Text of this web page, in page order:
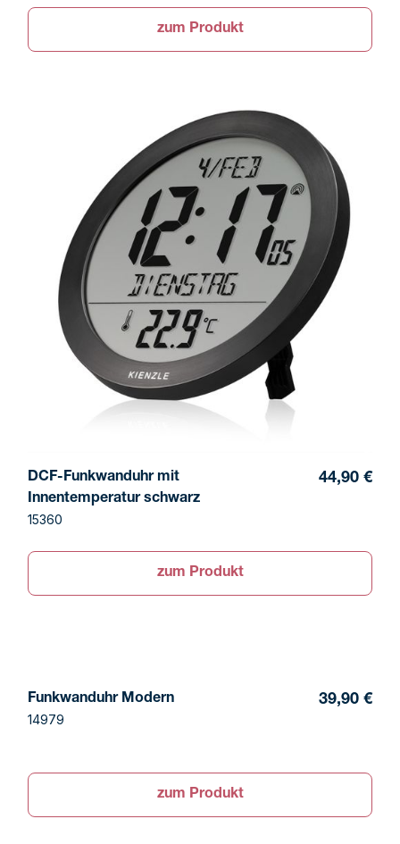
zum Produkt
DCF-Funkwanduhr mit
Innentemperatur schwarz
15360
44,90 €
zum Produkt
Funkwanduhr Modern
14979
39,90 €
zum Produkt